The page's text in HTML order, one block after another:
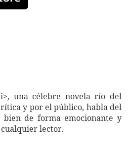
i>, una célebre novela río del
y por el público, habla del
bien de forma emocionante y
lector.